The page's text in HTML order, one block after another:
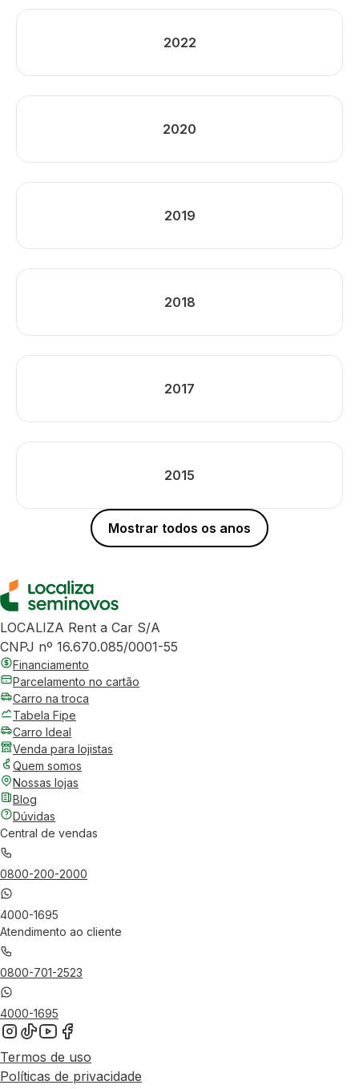
2022
2020
2019
2018
2017
2015
Mostrar todos os anos
LOCALIZA Rent a Car S/A
CNPJ nº 16.670.085/0001-55
Financiamento
Parcelamento no cartão
Carro na troca
Tabela Fipe
Carro Ideal
Venda para lojistas
Quem somos
Nossas lojas
Blog
Dúvidas
Central de vendas
0800-200-2000
4000-1695
Atendimento ao cliente
0800-701-2523
4000-1695
Termos de uso
Políticas de privacidade